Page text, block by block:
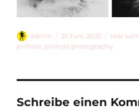
Autor
admin
Veröffentlicht
am
25 Juni, 2025 Hier
pinhole, pinhole photography
Schreibe einen